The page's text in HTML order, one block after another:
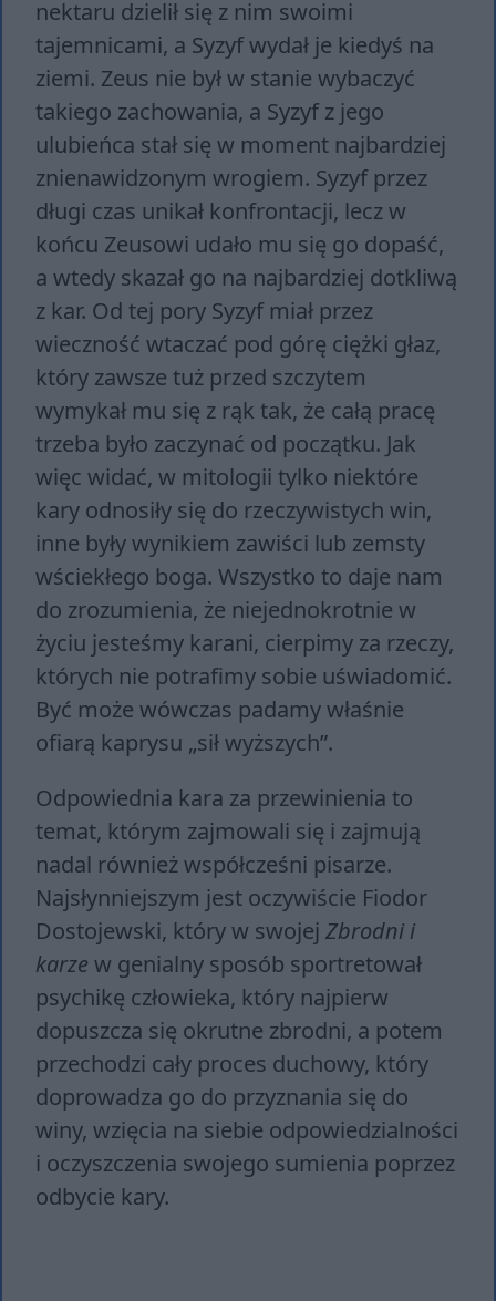
nektaru dzielił się z nim swoimi
tajemnicami, a Syzyf wydał je kiedyś na
ziemi. Zeus nie był w stanie wybaczyć
takiego zachowania, a Syzyf z jego
ulubieńca stał się w moment najbardziej
znienawidzonym wrogiem. Syzyf przez
długi czas unikał konfrontacji, lecz w
końcu Zeusowi udało mu się go dopaść,
a wtedy skazał go na najbardziej dotkliwą
z kar. Od tej pory Syzyf miał przez
wieczność wtaczać pod górę ciężki głaz,
który zawsze tuż przed szczytem
wymykał mu się z rąk tak, że całą pracę
trzeba było zaczynać od początku. Jak
więc widać, w mitologii tylko niektóre
kary odnosiły się do rzeczywistych win,
inne były wynikiem zawiści lub zemsty
wściekłego boga. Wszystko to daje nam
do zrozumienia, że niejednokrotnie w
życiu jesteśmy karani, cierpimy za rzeczy,
których nie potrafimy sobie uświadomić.
Być może wówczas padamy właśnie
ofiarą kaprysu „sił wyższych”.
Odpowiednia kara za przewinienia to
temat, którym zajmowali się i zajmują
nadal również współcześni pisarze.
Najsłynniejszym jest oczywiście Fiodor
Dostojewski, który w swojej Zbrodni i
karze w genialny sposób sportretował
psychikę człowieka, który najpierw
dopuszcza się okrutne zbrodni, a potem
przechodzi cały proces duchowy, który
doprowadza go do przyznania się do
winy, wzięcia na siebie odpowiedzialności
i oczyszczenia swojego sumienia poprzez
odbycie kary.